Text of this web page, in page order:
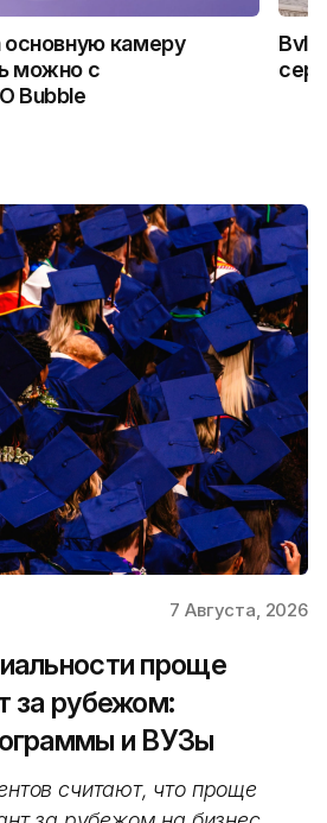
камеру
можно с
Bubble
7 Августа, 2026
проще
за рубежом:
и ВУЗы
считают, что проще